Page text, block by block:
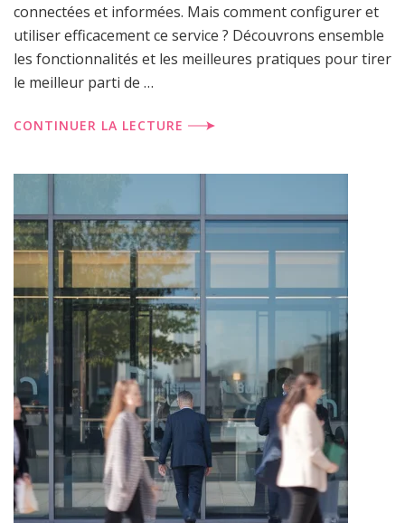
connectées et informées. Mais comment configurer et
utiliser efficacement ce service ? Découvrons ensemble
les fonctionnalités et les meilleures pratiques pour tirer
le meilleur parti de …
CONTINUER LA LECTURE